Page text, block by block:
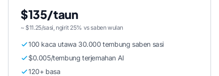
$135/taun
~ $11.25/sasi, ngirit 25% vs saben wulan
100 kaca utawa 30.000 tembung saben sasi
$0.005/tembung terjemahan AI
120+ basa